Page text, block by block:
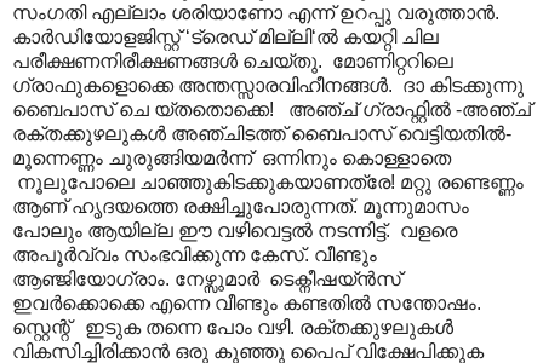
സംഗതി എല്ലാം ശരിയാണോ എന്ന് ഉറപ്പു വരുത്താൻ.
കാർഡിയോളജിസ്റ്റ് ‘ട്രെഡ് മില്ലി‘ൽ കയറ്റി ചില
പരീക്ഷണനിരീക്ഷണങ്ങൾ ചെയ്തു. മോണിറ്ററിലെ
ഗ്രാഫുകളൊക്കെ അന്തസ്സാരവിഹീനങ്ങൾ. ദാ കിടക്കുന്നു
ബൈപാസ് ചെ യ്തതൊക്കെ! അഞ്ച് ഗ്രാഫ്റ്റിൽ -അഞ്ച്
രക്തക്കുഴലുകൾ അഞ്ചിടത്ത് ബൈപാസ് വെട്ടിയതിൽ-
മൂന്നെണ്ണം ചുരുങ്ങിയമർന്ന് ഒന്നിനും കൊള്ളാതെ
നൂലുപോലെ ചാഞ്ഞുകിടക്കുകയാണത്രേ! മറ്റു രണ്ടെണ്ണം
ആണ് ഹൃദയത്തെ രക്ഷിച്ചുപോരുന്നത്. മൂന്നുമാസം
പോലും ആയില്ല ഈ വഴിവെട്ടൽ നടന്നിട്ട്. വളരെ
അപൂർവ്വം സംഭവിക്കുന്ന കേസ്. വീണ്ടും
ആഞ്ജിയോഗ്രാം. നേഴ്സുമാർ ടെക്നീഷയ്ൻസ്
ഇവർക്കൊക്കെ എന്നെ വീണ്ടും കണ്ടതിൽ സന്തോഷം.
സ്റ്റെന്റ് ഇടുക തന്നെ പോം വഴി. രക്തക്കുഴലുകൾ
വികസിച്ചിരിക്കാൻ ഒരു കുഞ്ഞു പൈപ് വിക്ഷേപിക്കുക